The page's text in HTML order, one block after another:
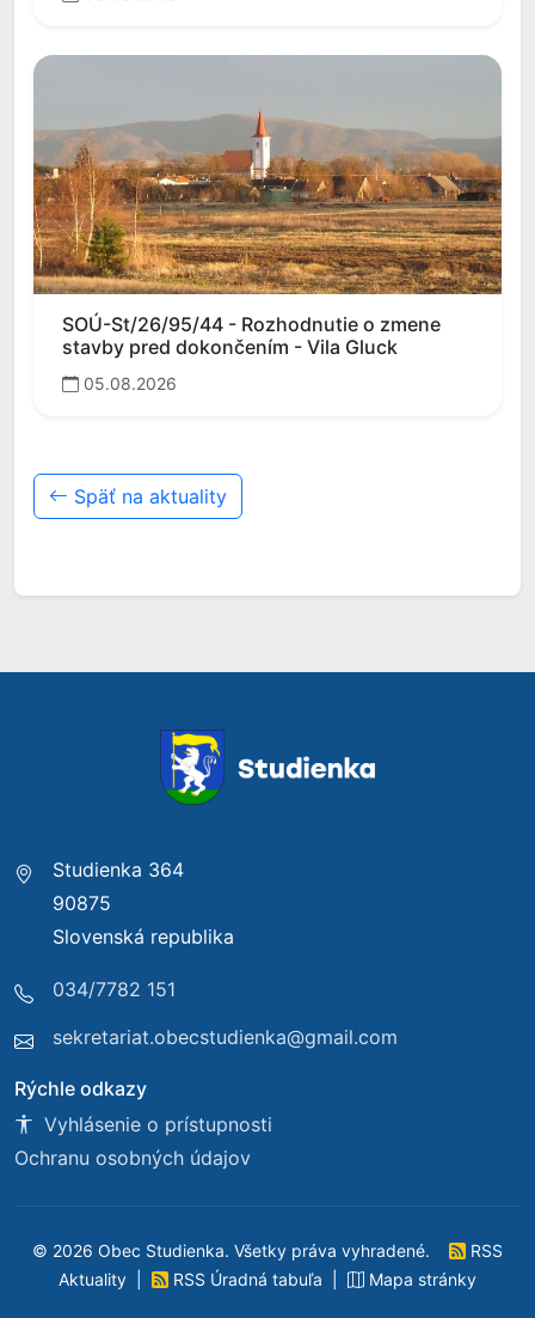
SOÚ-St/26/95/44 - Rozhodnutie o zmene
stavby pred dokončením - Vila Gluck
05.08.2026
Späť na aktuality
Studienka 364
90875
Slovenská republika
034/7782 151
sekretariat.obecstudienka@gmail.com
Rýchle odkazy
Vyhlásenie o prístupnosti
Ochranu osobných údajov
© 2026 Obec Studienka. Všetky práva vyhradené.
RSS
Aktuality
RSS Úradná tabuľa Mapa stránky